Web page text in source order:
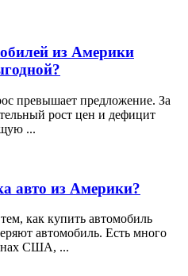
из Америки
превышает предложение. За
рост цен и дефицит
...
авто из Америки?
как купить автомобиль
автомобиль. Есть много
США, ...